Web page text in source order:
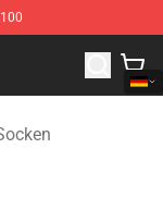
Store